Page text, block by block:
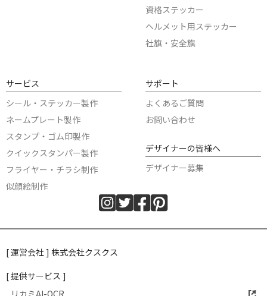
資格ステッカー
ヘルメット用ステッカー
社旗・安全旗
サービス
シール・ステッカー製作
ネームプレート製作
スタンプ・ゴム印製作
クイックスタンパー製作
フライヤー・チラシ制作
似顔絵制作
サポート
よくあるご質問
お問い合わせ
デザイナーの皆様へ
デザイナー募集
[ 運営会社 ] 株式会社クスクス
[ 提供サービス ]